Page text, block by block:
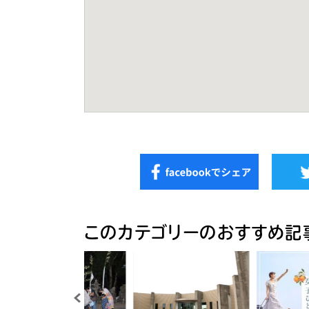
このカテゴリーのおすすめ記